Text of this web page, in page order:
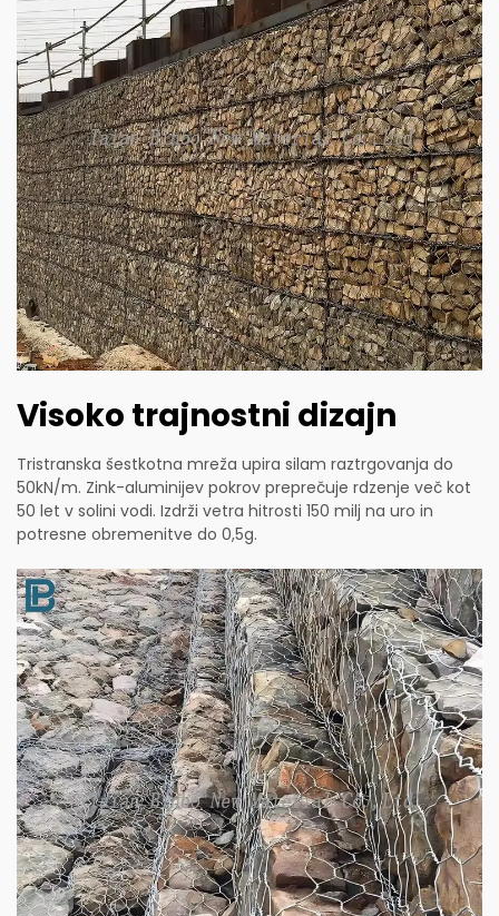
Visoko trajnostni dizajn
Tristranska šestkotna mreža upira silam raztrgovanja do
50kN/m. Zink-aluminijev pokrov preprečuje rdzenje več kot
50 let v solini vodi. Izdrži vetra hitrosti 150 milj na uro in
potresne obremenitve do 0,5g.